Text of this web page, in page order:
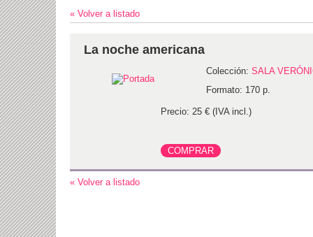
« Volver a listado
La noche americana
Colección: SALA
Formato: 170 p.
Precio: 25 € (IVA incl.)
« Volver a listado